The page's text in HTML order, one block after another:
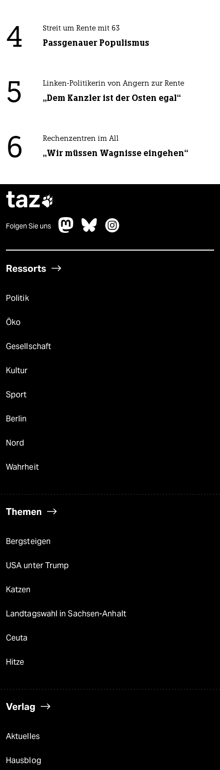
4 Streit um Rente mit 63
Passgenauer Populismus
5 Linken-Politikerin von Angern zur Rente
„Dem Kanzler ist der Osten egal“
6 Rechenzentren im All
„Wir müssen Wagnisse eingehen“
taz
Folgen Sie uns
Ressorts
Politik
Öko
Gesellschaft
Kultur
Sport
Berlin
Nord
Wahrheit
Themen
Bergsteigen
USA unter Trump
Katzen
Landtagswahl in Sachsen-Anhalt
Ceuta
Hitze
Verlag
Aktuelles
Hausblog